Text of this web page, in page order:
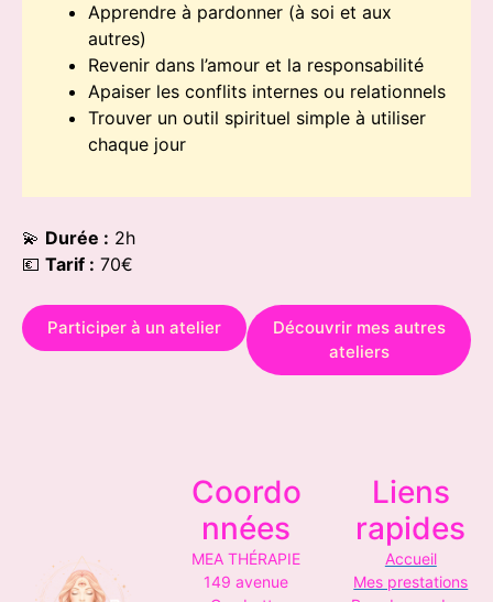
Apprendre à pardonner (à soi et aux
autres)
Revenir dans l’amour et la responsabilité
Apaiser les conflits internes ou relationnels
Trouver un outil spirituel simple à utiliser
chaque jour
💫 Durée : 2h
💶 Tarif : 70€
Participer à un atelier
Découvrir mes autres
ateliers
Coordo
nnées
MEA THÉRAPIE
149 avenue
Liens
rapides
Accueil
Mes prestations